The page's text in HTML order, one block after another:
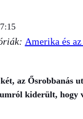
Amerika és
az Ősrobbanás
kiderült, hogy